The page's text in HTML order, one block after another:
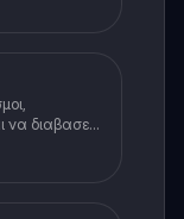
να διαβασεις